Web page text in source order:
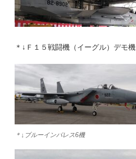
＊↓Ｆ１５戦闘機（イーグル）デモ機
＊↓ブルーインパレス6機